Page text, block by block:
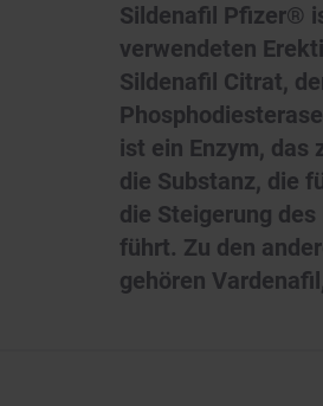
Sildenafil Pfizer®
verwendeten
Sildenafil Citrat,
ist ein Enzym, das
die Substanz, die
die Steigerung
führt. Zu den
gehören